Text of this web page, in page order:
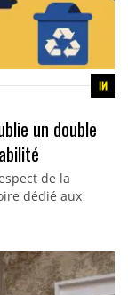
un double
de la
dédié aux